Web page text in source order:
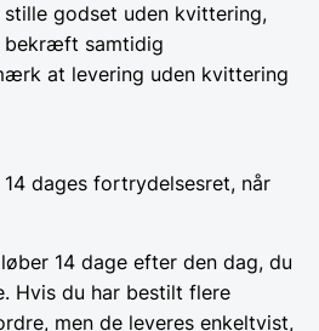
godset uden kvittering,
bekræft samtidig
at levering uden kvittering
dages fortrydelsesret, når
14 dage efter den dag, du
Hvis du har bestilt flere
men de leveres enkeltvist,